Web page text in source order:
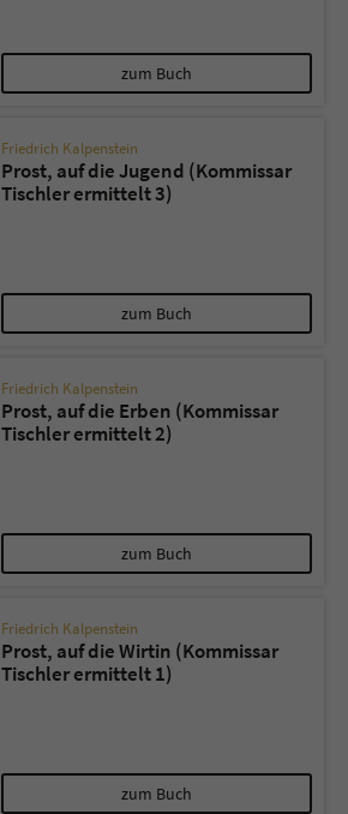
zum Buch
Friedrich Kalpenstein
Prost, auf die Jugend (Kommissar
Tischler ermittelt 3)
zum Buch
Friedrich Kalpenstein
Prost, auf die Erben (Kommissar
Tischler ermittelt 2)
zum Buch
Friedrich Kalpenstein
Prost, auf die Wirtin (Kommissar
Tischler ermittelt 1)
zum Buch